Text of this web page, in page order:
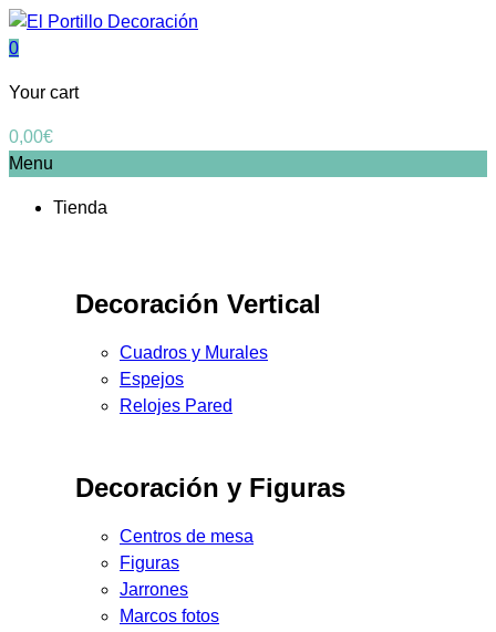
0
Your cart
0,00€
Menu
Tienda
Decoración Vertical
Cuadros y Murales
Espejos
Relojes Pared
Decoración y Figuras
Centros de mesa
Figuras
Jarrones
Marcos fotos